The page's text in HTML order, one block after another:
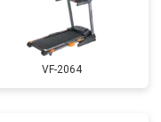
VF-2064